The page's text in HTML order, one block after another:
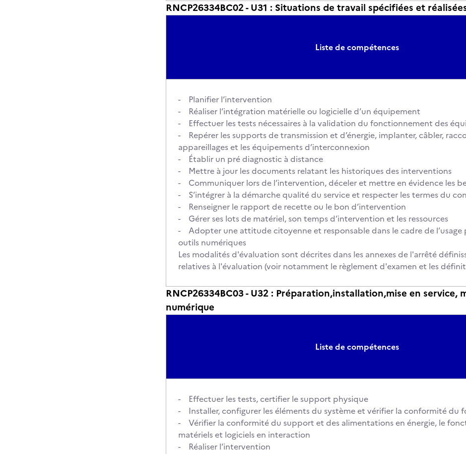
RNCP26334BC02 - U31 : Situations de travail spécifiées et
Liste de compétences
- Planifier l’intervention
- Réaliser l’intégration matérielle ou logicielle d’un équipement
- Effectuer les tests nécessaires à la validation du fonctionnement des
- Repérer les supports de transmission et d’énergie, implanter, câbler,
appareillages et les équipements d’interconnexion
- Établir un pré diagnostic à distance
- Mettre à jour les documents relatant les historiques des interventions
- Communiquer lors de l’intervention, déceler et mettre en évidence les
- S’intégrer à la démarche qualité du service et respecter les termes du
- Renseigner le rapport de recette ou le bon d’intervention
- Gérer ses lots de matériel, son temps d’intervention et les ressources
- Adopter une attitude citoyenne et responsable dans le cadre de l’usage
outils numériques
Les modalités d'évaluation sont décrites dans les annexes de l'arrêté
relatives à l'évaluation (voir notamment le règlement d'examen et les
RNCP26334BC03 - U32 : Préparation,installation,mise en service,
numérique
Liste de compétences
- Effectuer les tests, certifier le support physique
- Installer, configurer les éléments du système et vérifier la conformité du
- Vérifier la conformité du support et des alimentations en énergie, le
matériels et logiciels en interaction
- Réaliser l’intervention